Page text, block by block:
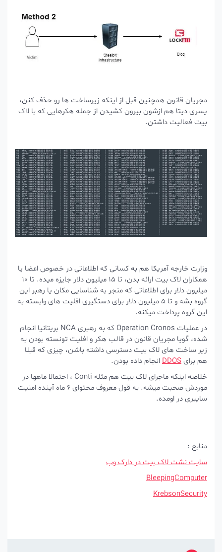
مجریان قانون همچنین قبل از اینکه زیرساخت ها رو حذف کنن،
یسری دیتا هم ازشون بیرون کشیدن از جمله هکرهایی که با لاک
بیت فعالیت داشتن.
وزارت خارجه آمریکا هم به کسانی که اطلاعاتی در خصوص اعضا یا
همکاران لاک بیت ارائه بدن، تا 15 میلیون دلار جایزه میده. تا 10
میلیون دلار برای اطلاعاتی که منجر به شناسایی مکان یا رهبر این
گروه بشه و تا 5 میلیون دلار برای دستگیری افلیت های وابسته به
این گروه پرداخت میکنه.
در عملیات Operation Cronos که به رهبری NCA بریتانیا انجام
شده، گویا مجریان قانون در قالب هکر و افلیت تونسته بودن به
زیر ساخت های لاک بیت دسترسی داشته باشن، چیزی که قبلا
هم برای DDOSانجام داده بودن.
خلاصه اینکه ماجرای لاک بیت هم مثله Conti ، احتمالا ماهها در
موردش صحبت میشه. به قول معروف محتوای 6 ماه آینده امنیت
سایبری در اومده.
منابع :
سایت نشت لاک بیت در دارک وب
BleepingComputer
KrebsonSecurity